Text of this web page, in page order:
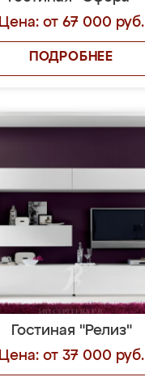
Цена: от 67 000 руб.
ПОДРОБНЕЕ
Гостиная "Релиз"
Цена: от 37 000 руб.